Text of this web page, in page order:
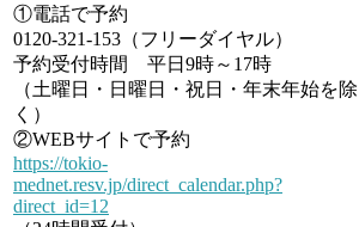
①電話で予約
0120-321-153（フリーダイヤル）
予約受付時間 平日9時～17時
（土曜日・日曜日・祝日・年末年始を除
く）
②WEBサイトで予約
https://tokio-
mednet.resv.jp/direct_calendar.php?
direct_id=12